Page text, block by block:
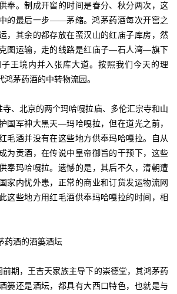
奉。制成开窖的时间是春分、秋分两次，这
的最后一步——茅缩。鸿茅药酒每次开窖之
，其余的都存放在蛮汉山的红庙子库房，然
图运输，走的线路是红庙子—石人湾—旗下
王境内并入张库大道。按照我们今天的理
茅药酒的中转物流园。
、北京的两个玛哈嘎拉庙、多伦汇宗寺和山
国军神大黑天—玛哈嘎拉，但在道光之前，
毛酒并没有在这些地方供奉玛哈嘎拉。自从
为贡酒，在传说中皇帝御旨的干预下，这些
奉玛哈嘎拉。遗憾的是，其后不久，清朝遭
家内忧外患，正常的商业和订货发运物流网
这些地方用红毛酒供奉玛哈嘎拉的时间，相
药酒的酒篓酒坛
期，王吉天家族主导下的崇德堂，其鸿茅药
篓还是酒坛，都具有大西口特色，也就是与